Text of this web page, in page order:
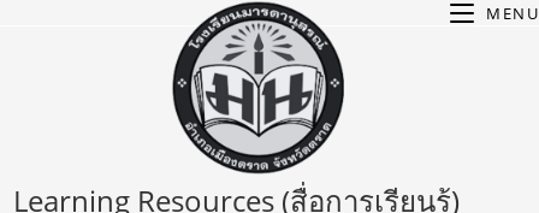
MENU
Learning Resources (สื่อการเรียนรู้)